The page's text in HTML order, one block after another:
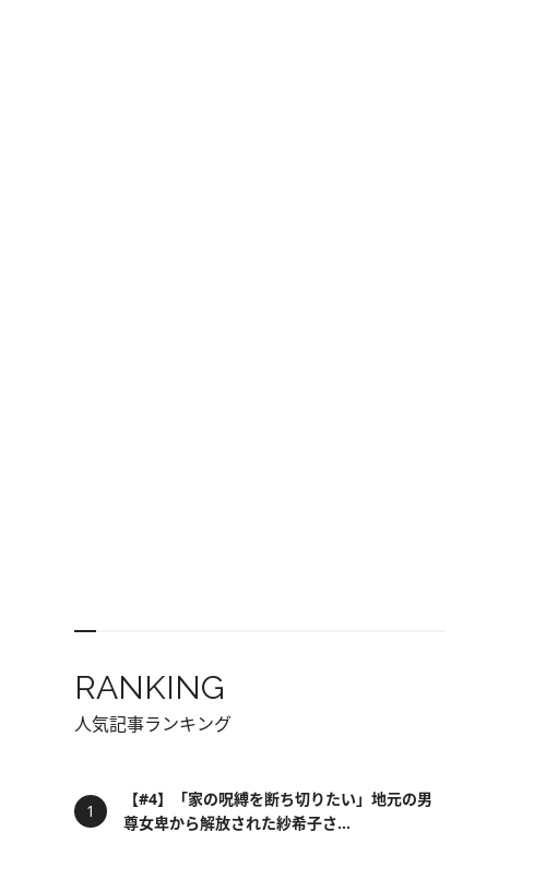
RANKING
人気記事ランキング
【#4】「家の呪縛を断ち切りたい」地元の男
尊女卑から解放された紗希子さ...